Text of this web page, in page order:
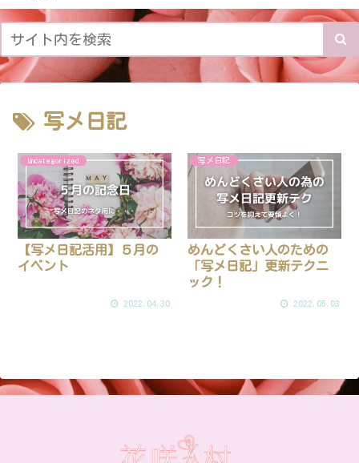
写メ日記
Uncategorized
【写メ日記活用】５月の
イベント
2022.04.30
写メ日記
めんどくさい人のための
「写メ日記」更新テクニ
ック！
2022.05.03